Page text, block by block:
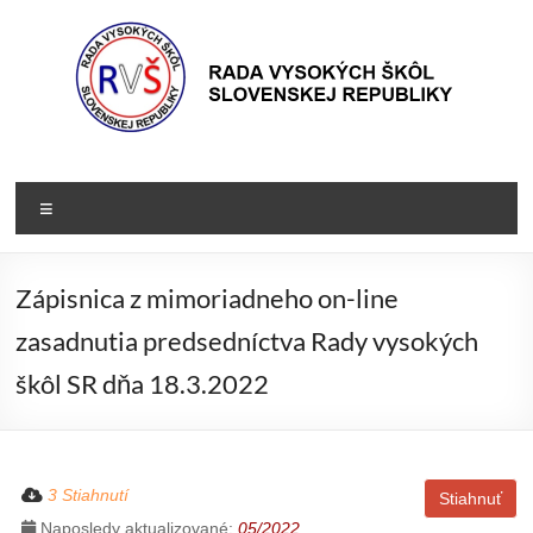
Rada
VŠ
škôl
Zápisnica z mimoriadneho on-line
zasadnutia predsedníctva Rady vysokých
škôl SR dňa 18.3.2022
Stiahnuť
3 Stiahnutí
Naposledy aktualizované:05/2022